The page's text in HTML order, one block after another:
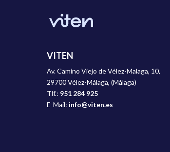
VITEN
Av. Camino Viejo de Vélez-Malaga, 10,
29700 Vélez-Málaga, (Málaga)
Tlf.: 951 284 925
E-Mail: info@viten.es